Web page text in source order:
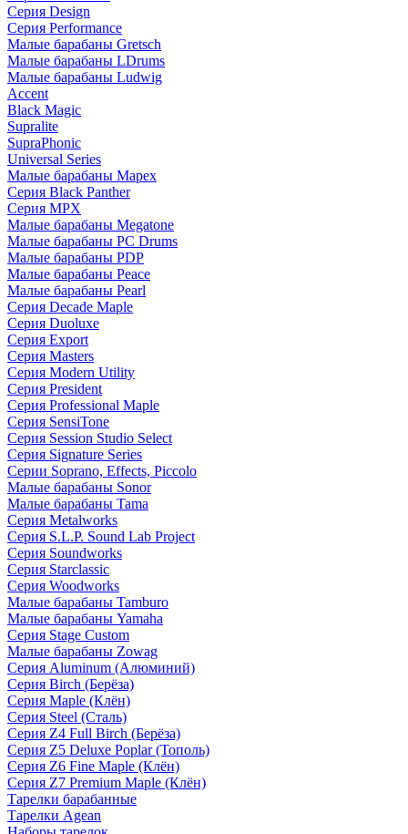
Серия Design
Серия Performance
Малые барабаны Gretsch
Малые барабаны LDrums
Малые барабаны Ludwig
Accent
Black Magic
Supralite
SupraPhonic
Universal Series
Малые барабаны Mapex
Серия Black Panther
Серия MPX
Малые барабаны Megatone
Малые барабаны PC Drums
Малые барабаны PDP
Малые барабаны Peace
Малые барабаны Pearl
Серия Decade Maple
Серия Duoluxe
Серия Export
Серия Masters
Серия Modern Utility
Серия President
Серия Professional Maple
Серия SensiTone
Серия Session Studio Select
Серия Signature Series
Серии Soprano, Effects, Piccolo
Малые барабаны Sonor
Малые барабаны Tama
Серия Metalworks
Серия S.L.P. Sound Lab Project
Серия Soundworks
Серия Starclassic
Серия Woodworks
Малые барабаны Tamburo
Малые барабаны Yamaha
Серия Stage Custom
Малые барабаны Zowag
Серия Aluminum (Алюминий)
Серия Birch (Берёза)
Серия Maple (Клён)
Серия Steel (Сталь)
Серия Z4 Full Birch (Берёза)
Серия Z5 Deluxe Poplar (Тополь)
Серия Z6 Fine Maple (Клён)
Серия Z7 Premium Maple (Клён)
Тарелки барабанные
Тарелки Agean